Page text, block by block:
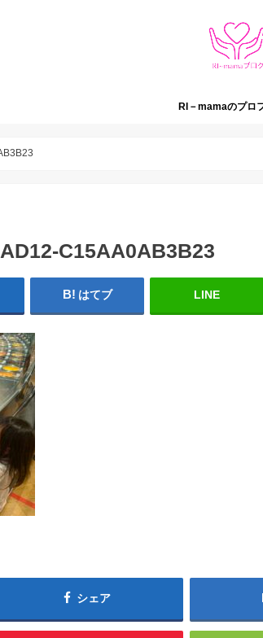
RI－mamaのプロ
C15AA0AB3B23
はてブ LINE
シェア